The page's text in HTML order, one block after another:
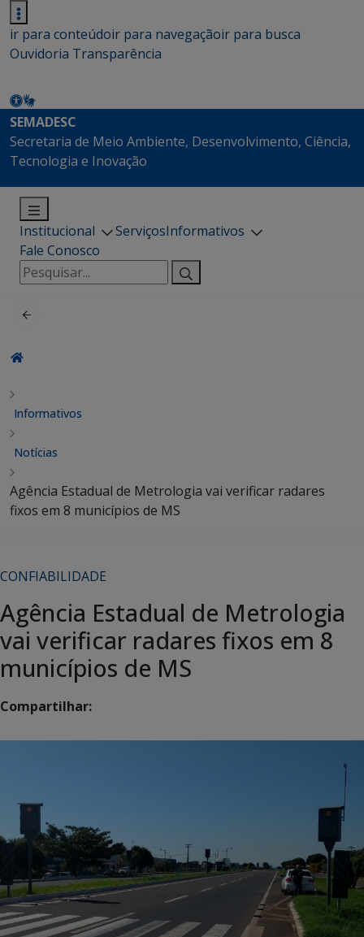
ir para conteúdoir para navegaçãoir para busca
Ouvidoria Transparência
SEMADESC
Secretaria de Meio Ambiente, Desenvolvimento, Ciência,
Tecnologia e Inovação
Institucional ServiçosInformativos
Fale Conosco
Pesquisar
por:
Informativos
Notícias
Agência Estadual de Metrologia vai verificar radares
fixos em 8 municípios de MS
CONFIABILIDADE
Agência Estadual de Metrologia
vai verificar radares fixos em 8
municípios de MS
Compartilhar: